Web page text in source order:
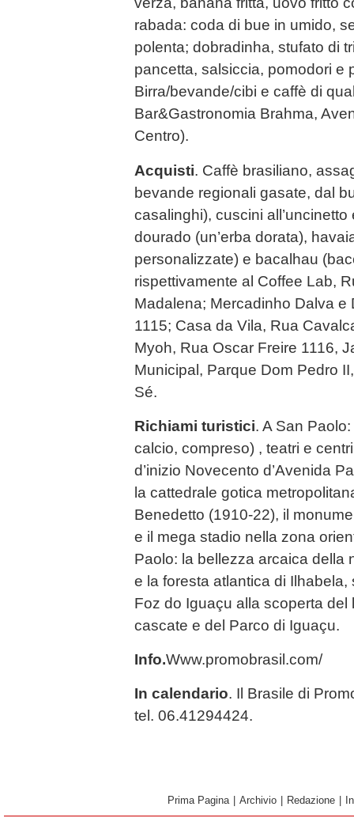
rabada: coda di bue in umido,
polenta; dobradinha, stufato di
pancetta, salsiccia, pomodori e
Birra/bevande/cibi e caffè di
Bar&Gastronomia Brahma,
Centro).
Acquisti. Caffè brasiliano,
bevande regionali gasate, dal
casalinghi), cuscini
dourado (un’erba dorata),
personalizzate) e bacalhau
rispettivamente al Coffee Lab,
Madalena; Mercadinho Dalva e
1115; Casa da Vila, Rua
Myoh, Rua Oscar Freire 1116,
Municipal, Parque Dom Pedro
Sé.
Richiami turistici. A San
calcio, compreso) , teatri e
d’inizio Novecento d’Avenida
la cattedrale gotica
Benedetto (1910-22), il
e il mega stadio nella zona
Paolo: la bellezza arcaica della
e la foresta atlantica di Ilhabela,
Foz do Iguaçu alla scoperta
cascate e del Parco di Iguaçu.
Info.Www.promobrasil.com/
In calendario. Il Brasile di
tel. 06.41294424.
Prima Pagina Archivio Redazione